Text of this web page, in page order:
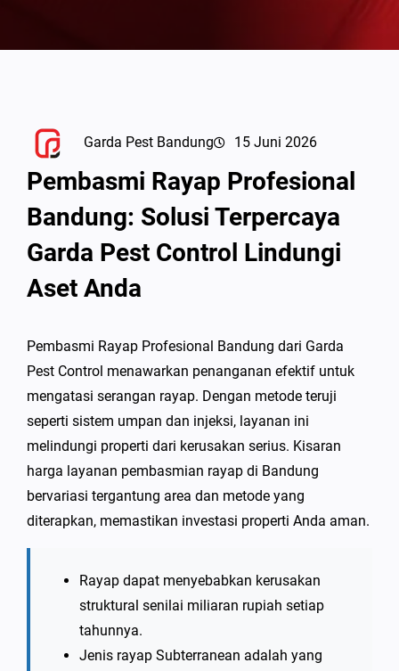
Garda Pest Bandung 15 Juni 2026
Pembasmi Rayap Profesional
Bandung: Solusi Terpercaya
Garda Pest Control Lindungi
Aset Anda
Pembasmi Rayap Profesional Bandung dari Garda
Pest Control menawarkan penanganan efektif untuk
mengatasi serangan rayap. Dengan metode teruji
seperti sistem umpan dan injeksi, layanan ini
melindungi properti dari kerusakan serius. Kisaran
harga layanan pembasmian rayap di Bandung
bervariasi tergantung area dan metode yang
diterapkan, memastikan investasi properti Anda aman.
Rayap dapat menyebabkan kerusakan
struktural senilai miliaran rupiah setiap
tahunnya.
Jenis rayap Subterranean adalah yang